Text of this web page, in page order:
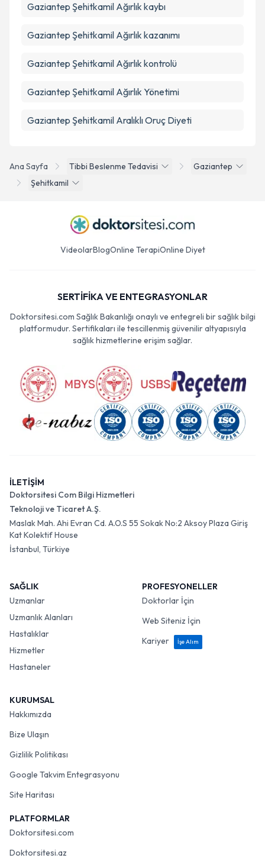
Ana Sayfa Tibbi Beslenme Tedavisi
Gaziantep
Şehitkamil
Gaziantep Şehitkamil Ağırlık kaybı
Gaziantep Şehitkamil Ağırlık kazanımı
Gaziantep Şehitkamil Ağırlık kontrolü
Gaziantep Şehitkamil Ağırlık Yönetimi
Gaziantep Şehitkamil Aralıklı Oruç Diyeti
VideolarBlogOnline TerapiOnline Diyet
SERTİFİKA VE ENTEGRASYONLAR
Doktorsitesi.com Sağlık Bakanlığı onaylı ve entegreli bir sağlık bilgi
platformudur. Sertifikaları ile tescillenmiş güvenilir altyapısıyla
sağlık hizmetlerine erişim sağlar.
İLETİŞİM
Doktorsitesi Com Bilgi Hizmetleri
Teknoloji ve Ticaret A.Ş.
Maslak Mah. Ahi Evran Cd. A.O.S 55 Sokak No:2 Aksoy Plaza Giriş
Kat Kolektif House
İstanbul, Türkiye
SAĞLIK
Uzmanlar
Uzmanlık Alanları
Hastalıklar
Hizmetler
Hastaneler
PROFESYONELLER
Doktorlar İçin
Web Siteniz İçin
Kariyer
İşe Alım
KURUMSAL
Hakkımızda
Bize Ulaşın
Gizlilik Politikası
Google Takvim Entegrasyonu
Site Haritası
PLATFORMLAR
Doktorsitesi.com
Doktorsitesi.az